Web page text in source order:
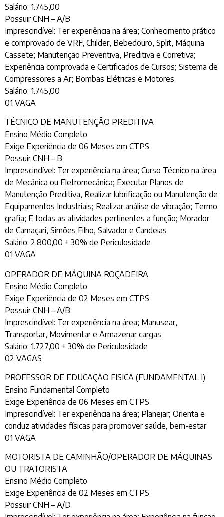
Salário: 1.745,00
Possuir CNH – A/B
Imprescindível: Ter experiência na área; Conhecimento prático
e comprovado de VRF, Childer, Bebedouro, Split, Máquina
Cassete; Manutenção Preventiva, Preditiva e Corretiva;
Experiência comprovada e Certificados de Cursos; Sistema de
Compressores a Ar; Bombas Elétricas e Motores
Salário: 1.745,00
01 VAGA
TÉCNICO DE MANUTENÇÃO PREDITIVA
Ensino Médio Completo
Exige Experiência de 06 Meses em CTPS
Possuir CNH – B
Imprescindível: Ter experiência na área; Curso Técnico na área
de Mecânica ou Eletromecânica; Executar Planos de
Manutenção Preditiva, Realizar lubrificação ou Manutenção de
Equipamentos Industriais; Realizar análise de vibração; Termo
grafia; E todas as atividades pertinentes a função; Morador
de Camaçari, Simões Filho, Salvador e Candeias
Salário: 2.800,00 + 30% de Periculosidade
01 VAGA
OPERADOR DE MÁQUINA ROÇADEIRA
Ensino Médio Completo
Exige Experiência de 02 Meses em CTPS
Possuir CNH – A/B
Imprescindível: Ter experiência na área; Manusear,
Transportar, Movimentar e Armazenar cargas
Salário: 1.727,00 + 30% de Periculosidade
02 VAGAS
PROFESSOR DE EDUCAÇÃO FISICA (FUNDAMENTAL I)
Ensino Fundamental Completo
Exige Experiência de 06 Meses em CTPS
Imprescindível: Ter experiência na área; Planejar; Orienta e
conduz atividades físicas para promover saúde, bem-estar
01 VAGA
MOTORISTA DE CAMINHÃO/OPERADOR DE MÁQUINAS
OU TRATORISTA
Ensino Médio Completo
Exige Experiência de 02 Meses em CTPS
Possuir CNH – A/D